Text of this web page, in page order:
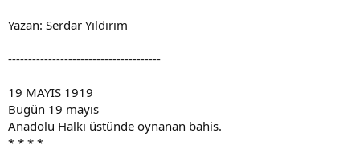
Yazan: Serdar Yıldırım
--------------------------------------
19 MAYIS 1919
Bugün 19 mayıs
Anadolu Halkı üstünde oynanan bahis.